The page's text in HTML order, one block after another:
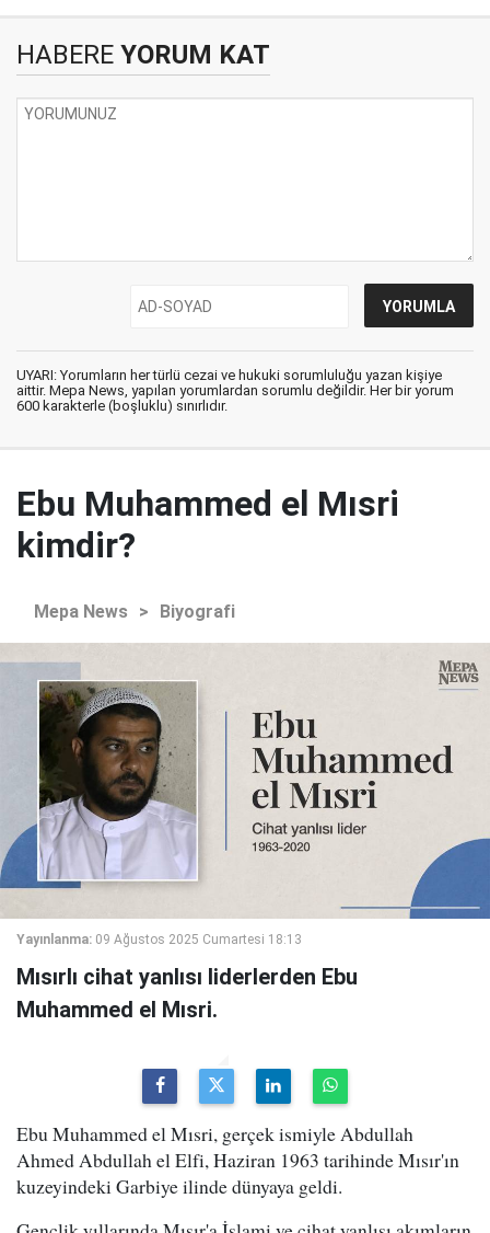
HABERE YORUM KAT
UYARI: Yorumların her türlü cezai ve hukuki sorumluluğu yazan kişiye
aittir. Mepa News, yapılan yorumlardan sorumlu değildir. Her bir yorum
600 karakterle (boşluklu) sınırlıdır.
Ebu Muhammed el Mısri
kimdir?
Mepa News > Biyografi
Yayınlanma: 09 Ağustos 2025 Cumartesi 18:13
Mısırlı cihat yanlısı liderlerden Ebu
Muhammed el Mısri.
Ebu Muhammed el Mısri, gerçek ismiyle Abdullah
Ahmed Abdullah el Elfi, Haziran 1963 tarihinde Mısır'ın
kuzeyindeki Garbiye ilinde dünyaya geldi.